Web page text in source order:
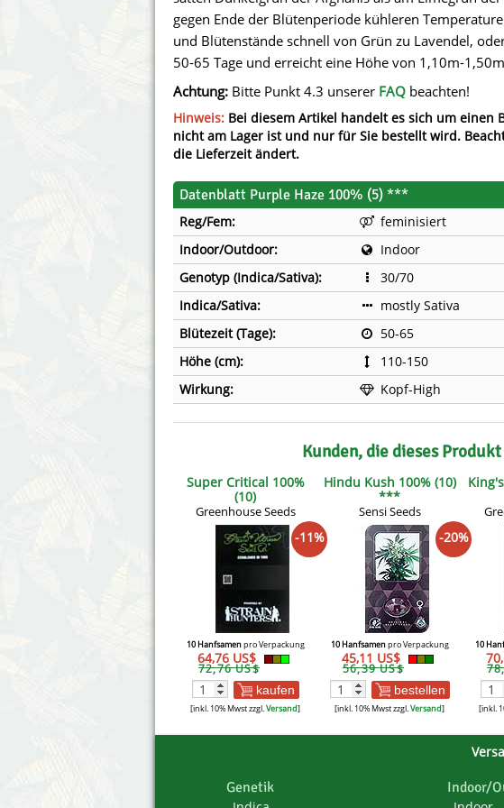
Annabelle´s Garden
Barney´s Farm
Blimburn Seeds
Bulk Seed Bank
Cannabella Genetics
Fast Buds
Female Seeds
G13 Labs
Genehtik Seeds
House of the Great Gardener
gegen Ende der Blütenperiode kühleren
und Blütenstände schnell von Grün zu Lavendel,
50-65 Tage und erreicht eine Höhe von 1,10m-
Achtung: Bitte Punkt 4.3 unserer FAQ beachten!
Hinweis: Bei diesem Artikel handelt es sich um einen
nicht am Lager ist und nur für Sie bestellt wird.
die Lieferzeit ändert.
Datenblatt Purple Haze 100% (5) ***
Reg/Fem:
feminisiert
Indoor/Outdoor:
Indoor
Genotyp (Indica/Sativa):
30/70
Indica/Sativa:
mostly Sativa
Blütezeit (Tage):
50-65
Höhe (cm):
110-150
Wirkung:
Kopf-High
Kunden, die dieses
Super Critical 100%
(10)
Greenhouse Seeds
-11%
10 Hanfsamenpro Verpackung
64,76 US$
72,76 US$
kaufen
[inkl. 10% Mwst zzgl.Versand]
Hindu Kush 100% (10)
***
Sensi Seeds
-20%
10 Hanfsamenpro Verpackung
45,11 US$
56,39 US$
bestellen
[inkl. 10% Mwst zzgl.Versand]
10
[inkl.
Genetik Indoor/